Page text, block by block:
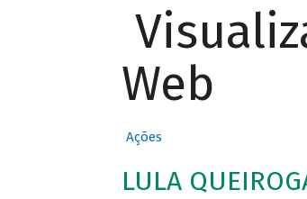
Web
Ações
LULA